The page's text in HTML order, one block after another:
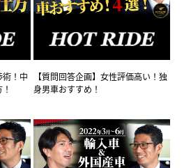
術！中
【質問回答企画】女性評価高い！独
身男車おすすめ！